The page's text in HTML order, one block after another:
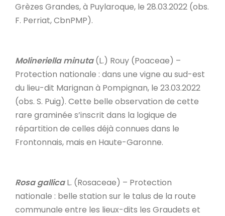
Grèzes Grandes, à Puylaroque, le 28.03.2022 (obs.
F. Perriat, CbnPMP).
Molineriella minuta(L.) Rouy (Poaceae) –
Protection nationale : dans une vigne au sud-est
du lieu-dit Marignan à Pompignan, le 23.03.2022
(obs. S. Puig). Cette belle observation de cette
rare graminée s’inscrit dans la logique de
répartition de celles déjà connues dans le
Frontonnais, mais en Haute-Garonne.
Rosa gallicaL. (Rosaceae) – Protection
nationale : belle station sur le talus de la route
communale entre les lieux-dits les Graudets et